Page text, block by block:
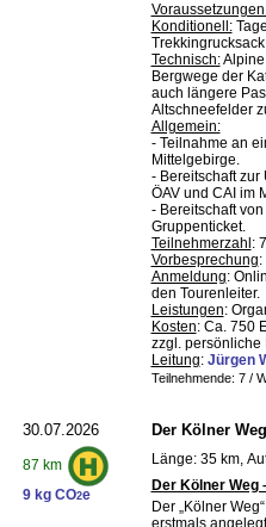
Konditionell:
Technisch:Alpine
Bergwege der
auch längere
Altschneefelder
Allgemein:
- Teilnahme an
Mittelgebirge.
- Bereitschaft zur
ÖAV und CAI im
- Bereitschaft
Gruppenticket.
Teilnehmerzahl : 7
Vorbesprechung
Anmeldung:
den Tourenleiter.
Leistungen:
Kosten: Ca. 750
zzgl. persönliche
Leitung: Jürgen
Teilnehmende: 7 /
30.07.2026
87 km
9 kg CO2e
Der Kölner
Länge: 35 km,
Der Kölner Weg
Der „Kölner
erstmals